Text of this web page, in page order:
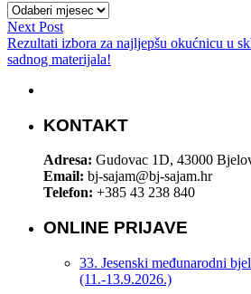
Arhiva
objava
Next Post
Rezultati izbora za najljepšu okućnicu u
sadnog materijala!
KONTAKT
Adresa: Gudovac 1D, 43000
Email: bj-sajam@bj-sajam.hr
Telefon: +385 43 238 840
ONLINE PRIJAVE
33. Jesenski međunarodni
(11.-13.9.2026.)